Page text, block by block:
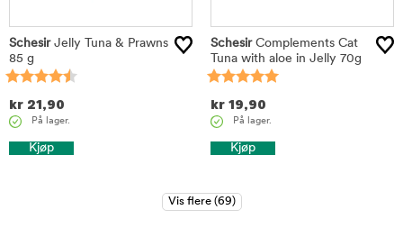
SchesirJelly Tuna & Prawns
85 g
kr 21,90
På lager.
Kjøp
SchesirComplements Cat
Tuna with aloe in Jelly 70g
kr 19,90
På lager.
Kjøp